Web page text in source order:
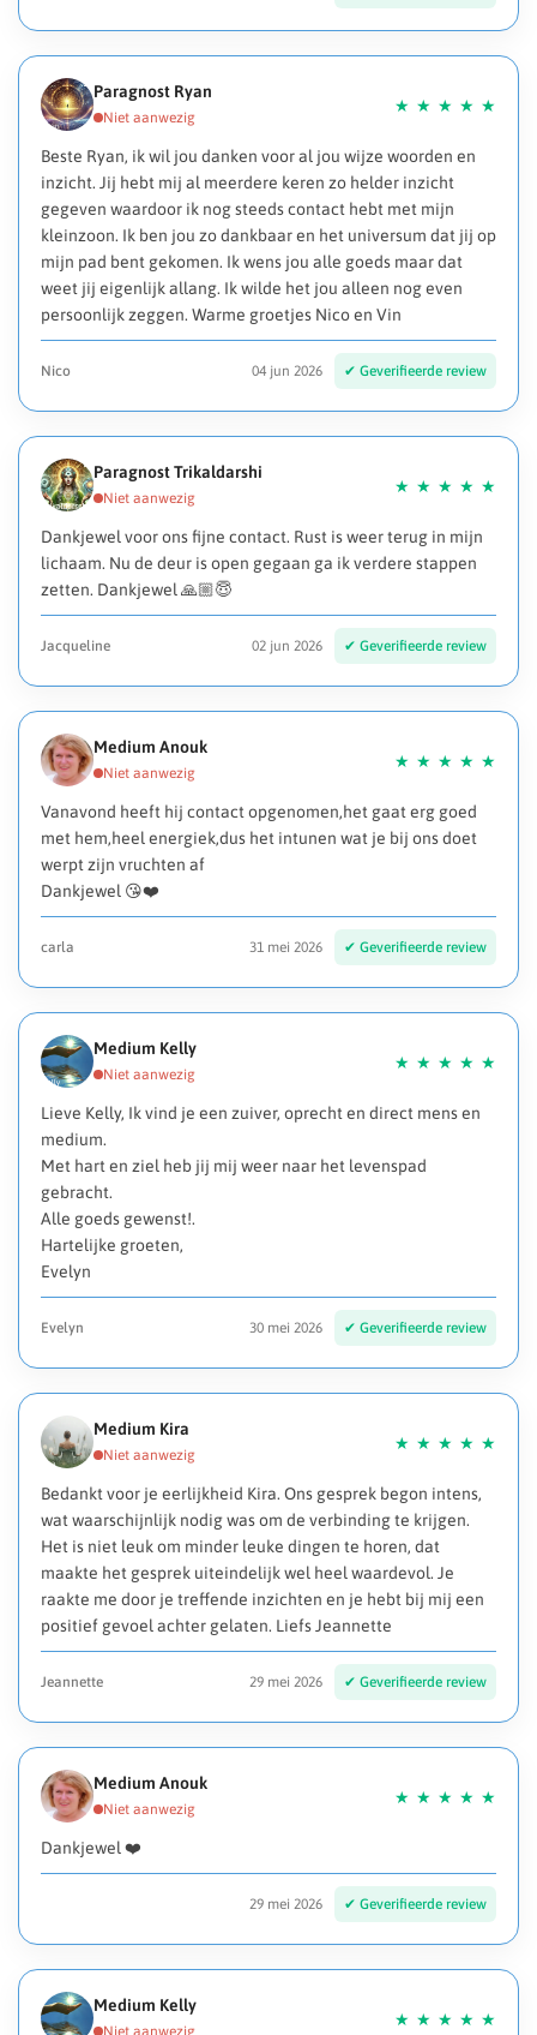
Paragnost Ryan
Beste Ryan, ik wil jou danken voor al jou wijze woorden en
inzicht. Jij hebt mij al meerdere keren zo helder inzicht
gegeven waardoor ik nog steeds contact hebt met mijn
kleinzoon. Ik ben jou zo dankbaar en het universum dat jij op
mijn pad bent gekomen. Ik wens jou alle goeds maar dat
weet jij eigenlijk allang. Ik wilde het jou alleen nog even
persoonlijk zeggen. Warme groetjes Nico en Vin
Nico 04 jun 2026
Paragnost Trikaldarshi
Dankjewel voor ons fijne contact. Rust is weer terug in mijn
lichaam. Nu de deur is open gegaan ga ik verdere stappen
zetten. Dankjewel 🙏🏼😇
Jacqueline 02 jun 2026
Medium Anouk
Vanavond heeft hij contact opgenomen,het gaat erg goed
met hem,heel energiek,dus het intunen wat je bij ons doet
werpt zijn vruchten af
Dankjewel 😘❤️
carla 31 mei 2026
Medium Kelly
Lieve Kelly, Ik vind je een zuiver, oprecht en direct mens en
medium.
Met hart en ziel heb jij mij weer naar het levenspad
gebracht.
Alle goeds gewenst!.
Hartelijke groeten,
Evelyn
Evelyn 30 mei 2026
Medium Kira
Bedankt voor je eerlijkheid Kira. Ons gesprek begon intens,
wat waarschijnlijk nodig was om de verbinding te krijgen.
Het is niet leuk om minder leuke dingen te horen, dat
maakte het gesprek uiteindelijk wel heel waardevol. Je
raakte me door je treffende inzichten en je hebt bij mij een
positief gevoel achter gelaten. Liefs Jeannette
Jeannette 29 mei 2026
Medium Anouk
Dankjewel ❤️
29 mei 2026
Medium Kelly